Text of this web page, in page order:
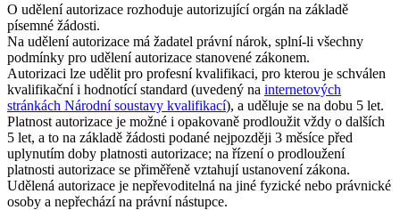
O udělení autorizace rozhoduje autorizující orgán na základě
písemné žádosti.
Na udělení autorizace má žadatel právní nárok, splní-li všechny
podmínky pro udělení autorizace stanovené zákonem.
Autorizaci lze udělit pro profesní kvalifikaci, pro kterou je schválen
kvalifikační i hodnotící standard (uvedený na internetových
stránkách Národní soustavy kvalifikací), a uděluje se na dobu 5 let.
Platnost autorizace je možné i opakovaně prodloužit vždy o dalších
5 let, a to na základě žádosti podané nejpozději 3 měsíce před
uplynutím doby platnosti autorizace; na řízení o prodloužení
platnosti autorizace se přiměřeně vztahují ustanovení zákona.
Udělená autorizace je nepřevoditelná na jiné fyzické nebo právnické
osoby a nepřechází na právní nástupce.